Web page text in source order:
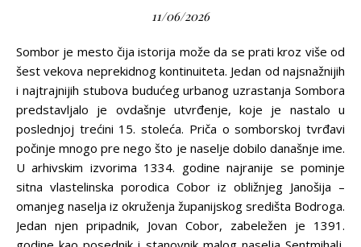
11/06/2026
Sombor je mesto čija istorija može da se prati kroz više od
šest vekova neprekidnog kontinuiteta. Jedan od najsnažnijih
i najtrajnijih stubova budućeg urbanog uzrastanja Sombora
predstavljalo je ovdašnje utvrđenje, koje je nastalo u
poslednjoj trećini 15. stoleća. Priča o somborskoj tvrđavi
počinje mnogo pre nego što je naselje dobilo današnje ime.
U arhivskim izvorima 1334. godine najranije se pominje
sitna vlastelinska porodica Cobor iz obližnjeg Janošija –
omanjeg naselja iz okruženja županijskog središta Bodroga.
Jedan njen pripadnik, Jovan Cobor, zabeležen je 1391.